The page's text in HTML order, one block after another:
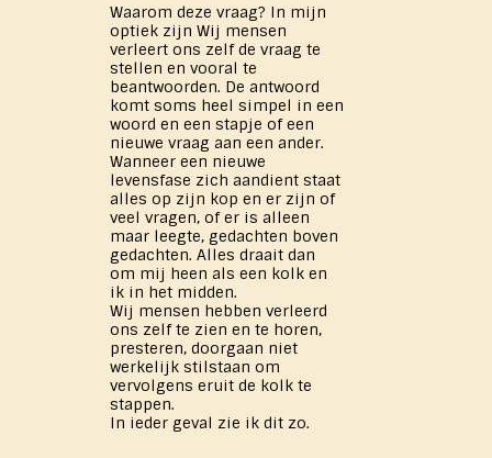
Waarom deze vraag? In mijn
optiek zijn Wij mensen
verleert ons zelf de vraag te
stellen en vooral te
beantwoorden. De antwoord
komt soms heel simpel in een
woord en een stapje of een
nieuwe vraag aan een ander.
Wanneer een nieuwe
levensfase zich aandient staat
alles op zijn kop en er zijn of
veel vragen, of er is alleen
maar leegte, gedachten boven
gedachten. Alles draait dan
om mij heen als een kolk en
ik in het midden.
Wij mensen hebben verleerd
ons zelf te zien en te horen,
presteren, doorgaan niet
werkelijk stilstaan om
vervolgens eruit de kolk te
stappen.
In ieder geval zie ik dit zo.